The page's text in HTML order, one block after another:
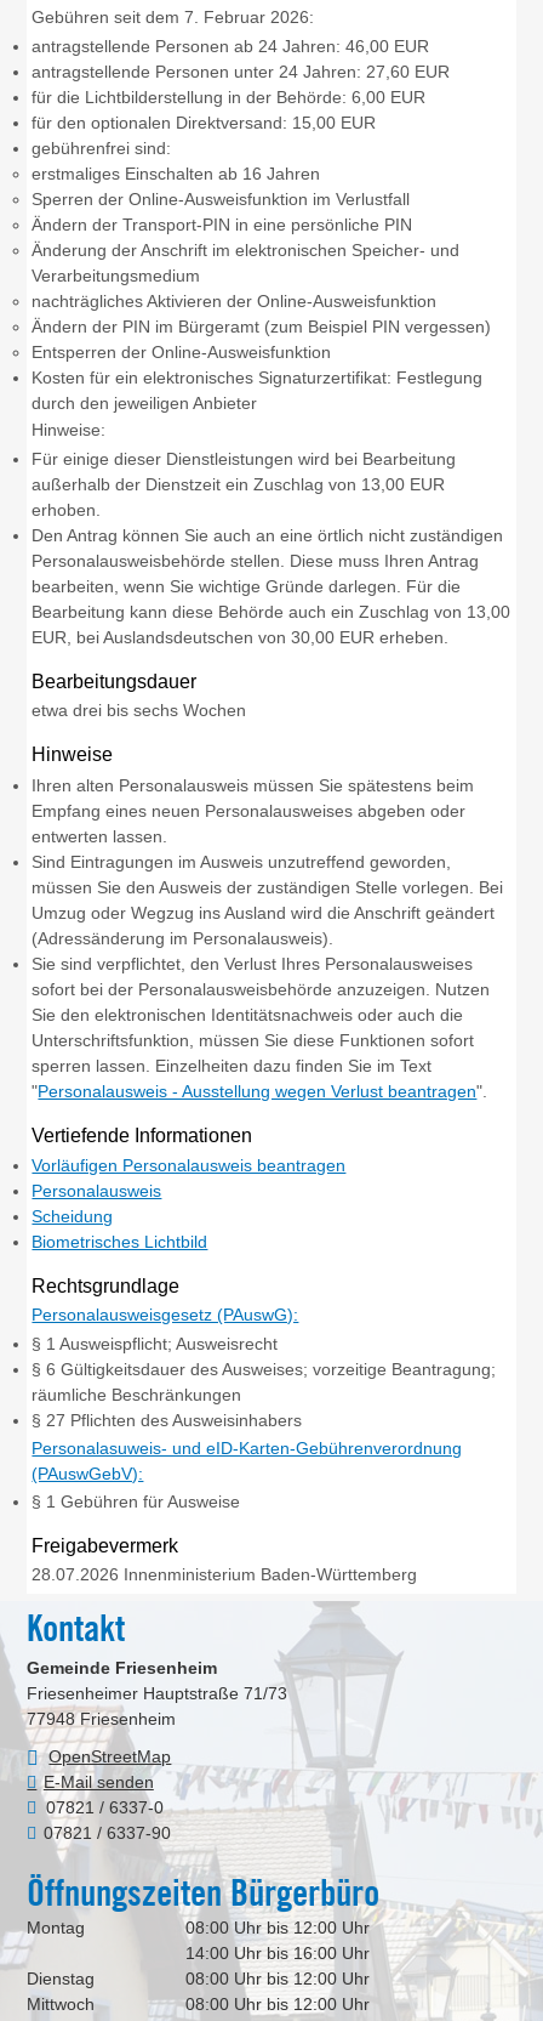
Gebühren seit dem 7. Februar 2026:
antragstellende Personen ab 24 Jahren: 46,00 EUR
antragstellende Personen unter 24 Jahren: 27,60 EUR
für die Lichtbilderstellung in der Behörde: 6,00 EUR
für den optionalen Direktversand: 15,00 EUR
gebührenfrei sind:
erstmaliges Einschalten ab 16 Jahren
Sperren der Online-Ausweisfunktion im Verlustfall
Ändern der Transport-PIN in eine persönliche PIN
Änderung der Anschrift im elektronischen Speicher- und
Verarbeitungsmedium
nachträgliches Aktivieren der Online-Ausweisfunktion
Ändern der PIN im Bürgeramt (zum Beispiel PIN vergessen)
Entsperren der Online-Ausweisfunktion
Kosten für ein elektronisches Signaturzertifikat: Festlegung
durch den jeweiligen Anbieter
Hinweise:
Für einige dieser Dienstleistungen wird bei Bearbeitung
außerhalb der Dienstzeit ein Zuschlag von 13,00 EUR
erhoben.
Den Antrag können Sie auch an eine örtlich nicht zuständigen
Personalausweisbehörde stellen. Diese muss Ihren Antrag
bearbeiten, wenn Sie wichtige Gründe darlegen. Für die
Bearbeitung kann diese Behörde auch ein Zuschlag von 13,00
EUR, bei Auslandsdeutschen von 30,00 EUR erheben.
Bearbeitungsdauer
etwa drei bis sechs Wochen
Hinweise
Ihren alten Personalausweis müssen Sie spätestens beim
Empfang eines neuen Personalausweises abgeben oder
entwerten lassen.
Sind Eintragungen im Ausweis unzutreffend geworden,
müssen Sie den Ausweis der zuständigen Stelle vorlegen. Bei
Umzug oder Wegzug ins Ausland wird die Anschrift geändert
(Adressänderung im Personalausweis).
Sie sind verpflichtet, den Verlust Ihres Personalausweises
sofort bei der Personalausweisbehörde anzuzeigen. Nutzen
Sie den elektronischen Identitätsnachweis oder auch die
Unterschriftsfunktion, müssen Sie diese Funktionen sofort
sperren lassen. Einzelheiten dazu finden Sie im Text
"Personalausweis - Ausstellung wegen Verlust beantragen".
Vertiefende Informationen
Vorläufigen Personalausweis beantragen
Personalausweis
Scheidung
Biometrisches Lichtbild
Rechtsgrundlage
Personalausweisgesetz (PAuswG):
§ 1 Ausweispflicht; Ausweisrecht
§ 6 Gültigkeitsdauer des Ausweises; vorzeitige Beantragung;
räumliche Beschränkungen
§ 27 Pflichten des Ausweisinhabers
Personalasuweis- und eID-Karten-Gebührenverordnung
(PAuswGebV):
§ 1 Gebühren für Ausweise
Freigabevermerk
28.07.2026 Innenministerium Baden-Württemberg
Kontakt
Gemeinde Friesenheim
Friesenheimer Hauptstraße 71/73
77948 Friesenheim
OpenStreetMap
E-Mail senden
07821 / 6337-0
07821 / 6337-90
Öffnungszeiten Bürgerbüro
Montag
08:00 Uhr bis 12:00 Uhr
14:00 Uhr bis 16:00 Uhr
Dienstag
08:00 Uhr bis 12:00 Uhr
Mittwoch
08:00 Uhr bis 12:00 Uhr